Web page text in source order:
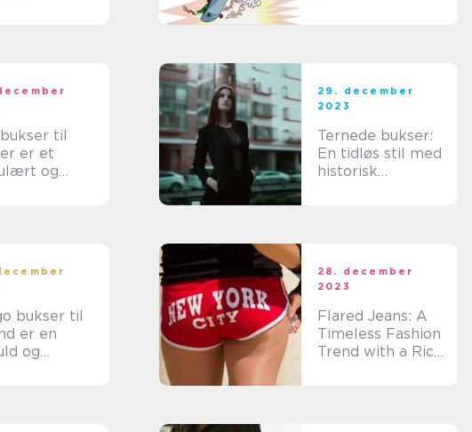
til
er et
og
29. december
2023
Ternede bukser:
En tidløs stil med
historisk
bukser til
er en
og
28. december
2023
Flared Jeans: A
Timeless Fashion
Trend with a Rich